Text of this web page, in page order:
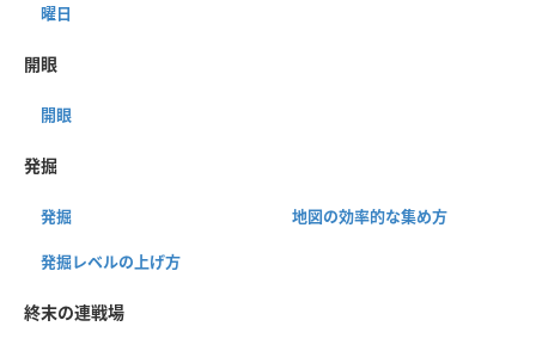
曜日
開眼
開眼
発掘
発掘 地図の効率的な集め方
発掘レベルの上げ方
終末の連戦場